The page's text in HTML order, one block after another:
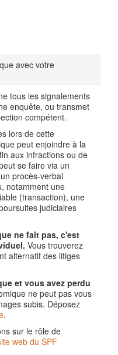
avec votre
tous les signalements
enquête, ou transmet
compétent.
lors de cette
peut enjoindre à la
aux infractions ou de
se faire via un
procès-verbal
notamment une
(transaction), une
judiciaires
ne fait pas, c'est
Vous trouverez
alternatif des litiges
et vous avez perdu
ne peut pas vous
subis. Déposez
.
sur le rôle de
web du SPF